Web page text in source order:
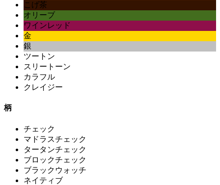
こげ茶
オリーブ
ワインレッド
金
銀
ツートン
スリートーン
カラフル
クレイジー
柄
チェック
マドラスチェック
タータンチェック
ブロックチェック
ブラックウォッチ
ネイティブ